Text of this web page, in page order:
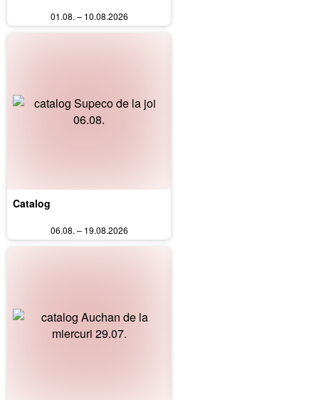
01.08. – 10.08.2026
Catalog
06.08. – 19.08.2026